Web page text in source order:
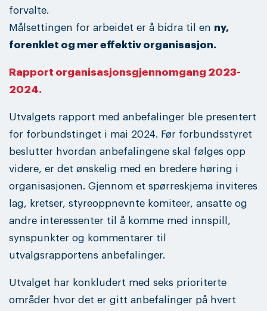
forvalte.
Målsettingen for arbeidet er å bidra til en ny,
forenklet og mer effektiv organisasjon.
Rapport organisasjonsgjennomgang 2023-
2024.
Utvalgets rapport med anbefalinger ble presentert
for forbundstinget i mai 2024. Før forbundsstyret
beslutter hvordan anbefalingene skal følges opp
videre, er det ønskelig med en bredere høring i
organisasjonen. Gjennom et spørreskjema inviteres
lag, kretser, styreoppnevnte komiteer, ansatte og
andre interessenter til å komme med innspill,
synspunkter og kommentarer til
utvalgsrapportens anbefalinger.
Utvalget har konkludert med seks prioriterte
områder hvor det er gitt anbefalinger på hvert